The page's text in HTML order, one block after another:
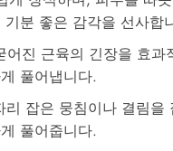
분 좋은 감각을 선사합
진 근육의 긴장을 효과
풀어냅니다.
잡은 뭉침이나 결림을
풀어줍니다.